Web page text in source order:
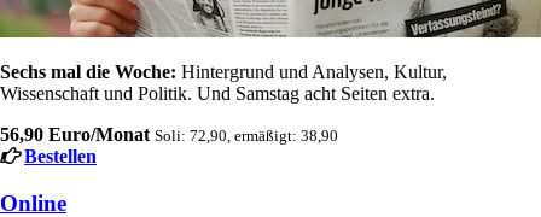
Sechs mal die Woche: Hintergrund und Analysen, Kultur,
Wissenschaft und Politik. Und Samstag acht Seiten extra.
56,90 Euro/Monat Soli: 72,90, ermäßigt: 38,90
Bestellen
Online